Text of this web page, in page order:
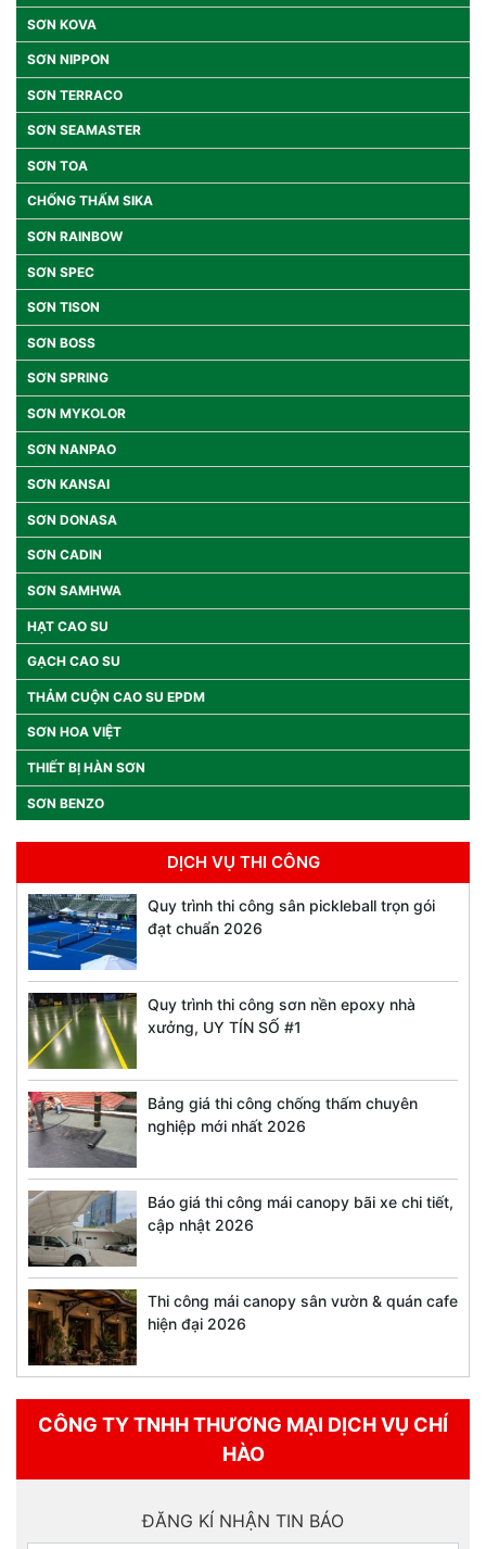
SƠN KOVA
SƠN NIPPON
SƠN TERRACO
SƠN SEAMASTER
SƠN TOA
CHỐNG THẤM SIKA
SƠN RAINBOW
SƠN SPEC
SƠN TISON
SƠN BOSS
SƠN SPRING
SƠN MYKOLOR
SƠN NANPAO
SƠN KANSAI
SƠN DONASA
SƠN CADIN
SƠN SAMHWA
HẠT CAO SU
GẠCH CAO SU
THẢM CUỘN CAO SU EPDM
SƠN HOA VIỆT
THIẾT BỊ HÀN SƠN
SƠN BENZO
DỊCH VỤ THI CÔNG
Quy trình thi công sân pickleball trọn gói
đạt chuẩn 2026
Quy trình thi công sơn nền epoxy nhà
xưởng, UY TÍN SỐ #1
Bảng giá thi công chống thấm chuyên
nghiệp mới nhất 2026
Báo giá thi công mái canopy bãi xe chi tiết,
cập nhật 2026
Thi công mái canopy sân vườn & quán cafe
hiện đại 2026
CÔNG TY TNHH THƯƠNG MẠI DỊCH VỤ CHÍ
HÀO
ĐĂNG KÍ NHẬN TIN BÁO